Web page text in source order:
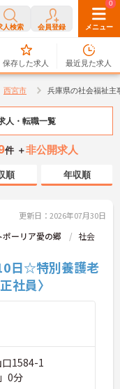
人検索 会員登録 メニュー
0
保存した求人
0
最近見た求人
西宮市 兵庫県の社会福祉主
人・転職一覧
件 ＋非公開求人
順 年収順
更新日：2026年07月30日
ーリア愛の郷
社会
日☆特別養護老
社員〉
口1584-1
0分